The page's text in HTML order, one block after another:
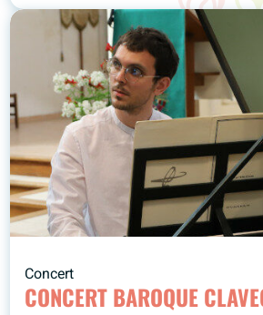
Concert
CONCERT BAROQUE